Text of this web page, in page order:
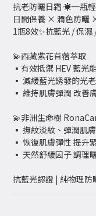
抗老防曬日霜 ☀️一瓶
日間保養 × 潤色防曬
1瓶8效✨抗藍光 / 保
💫西藏紫花苜蓿萃取
▪有效抵禦 HEV 藍光
▪ 減緩藍光誘發的光
▪ 維持肌膚彈潤 改善
💫非洲生命樹
▪ 撫紋淡紋、彈潤肌膚
▪ 恢復肌膚彈性 提升
▪ 天然舒緩因子 調理
抗藍光認證 | 純物理